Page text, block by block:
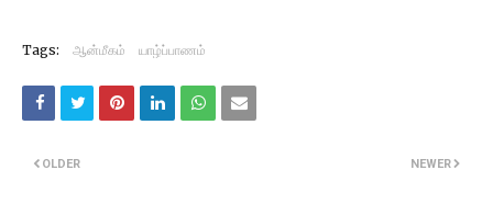
Tags: ஆன்மீகம் யாழ்ப்பாணம்
NEWER
OLDER